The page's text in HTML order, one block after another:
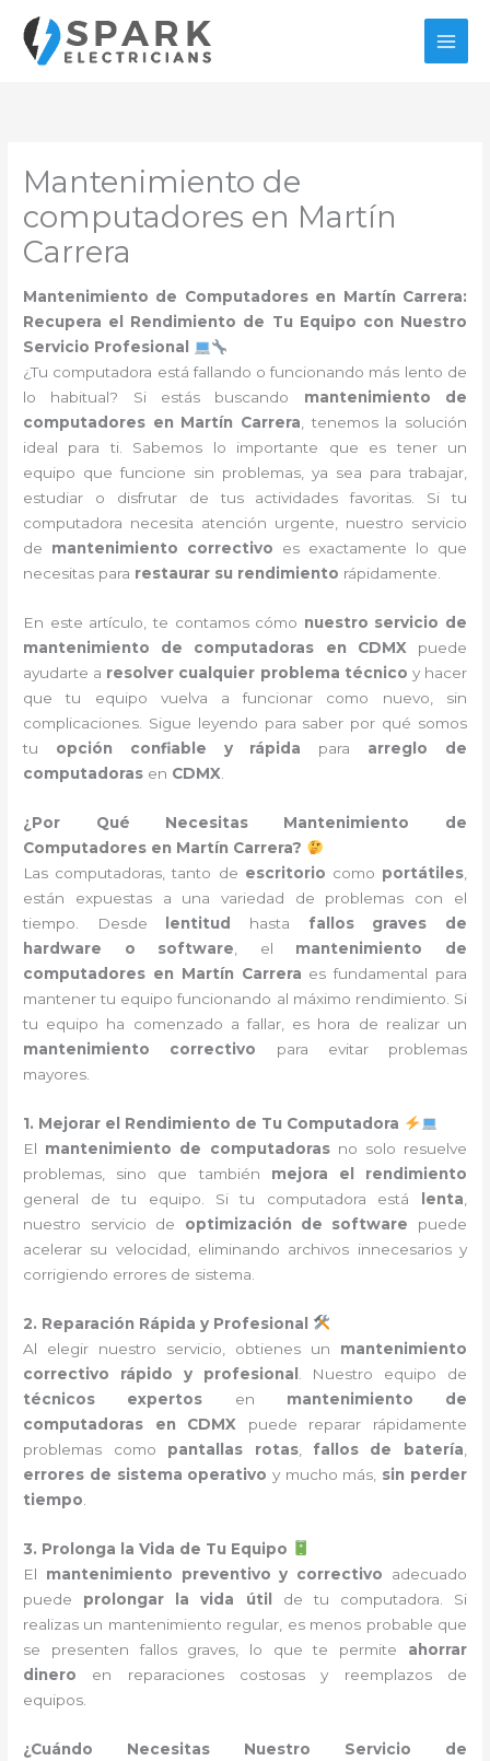
contenido
Mantenimiento de
computadores en Martín
Carrera
Mantenimiento de Computadores en Martín Carrera:
Recupera el Rendimiento de Tu Equipo con Nuestro
Servicio Profesional
¿Tu computadora está fallando o funcionando más lento de
lo habitual? Si estás buscando mantenimiento de
computadores en Martín Carrera, tenemos la solución
ideal para ti. Sabemos lo importante que es tener un
equipo que funcione sin problemas, ya sea para trabajar,
estudiar o disfrutar de tus actividades favoritas. Si tu
computadora necesita atención urgente, nuestro servicio
de mantenimiento correctivo es exactamente lo que
necesitas para restaurar su rendimiento rápidamente.
En este artículo, te contamos cómo nuestro servicio de
mantenimiento de computadoras en CDMX puede
ayudarte a resolver cualquier problema técnico y hacer
que tu equipo vuelva a funcionar como nuevo, sin
complicaciones. Sigue leyendo para saber por qué somos
tu opción confiable y rápida para arreglo de
computadoras en CDMX
¿Por Qué Necesitas Mantenimiento de
Computadores en Martín Carrera?
Las computadoras, tanto de escritorio como portátiles,
están expuestas a una variedad de problemas con el
tiempo. Desde
lentitud hasta fallos graves de
hardware o software , el mantenimiento de
computadores en Martín Carrera es fundamental para
mantener tu equipo funcionando al máximo rendimiento. Si
tu equipo ha comenzado a fallar, es hora de realizar un
mantenimiento correctivo para evitar problemas
mayores.
1. Mejorar el Rendimiento de Tu Computadora
El mantenimiento de computadorasno solo resuelve
problemas, sino que también mejora el rendimiento
general de tu equipo. Si tu computadora está
lenta
nuestro servicio de optimización de software puede
acelerar su velocidad, eliminando archivos innecesarios y
corrigiendo errores de sistema.
2. Reparación Rápida y Profesional
Al elegir nuestro servicio, obtienes un mantenimiento
correctivo rápido y profesional
. Nuestro equipo de
técnicos expertos en mantenimiento de
computadoras en CDMX puede reparar rápidamente
problemas como pantallas rotas, fallos de batería
errores de sistema operativo y mucho más, sin perder
tiempo
3. Prolonga la Vida de Tu Equipo
El mantenimiento preventivo y correctivo adecuado
puede prolongar la vida útil
de tu computadora. Si
realizas un mantenimiento regular, es menos probable que
se presenten fallos graves, lo que te permite ahorrar
dinero en reparaciones costosas y reemplazos de
equipos.
¿Cuándo Necesitas Nuestro Servicio de